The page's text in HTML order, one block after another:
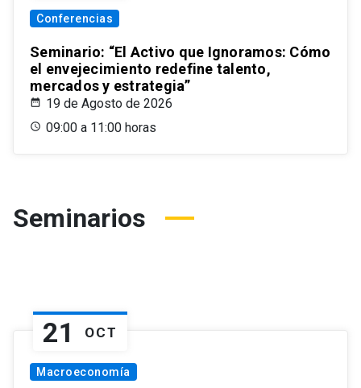
Conferencias
Seminario: “El Activo que Ignoramos: Cómo
el envejecimiento redefine talento,
mercados y estrategia”
19 de Agosto de 2026
09:00 a 11:00 horas
Seminarios
21 OCT
Macroeconomía